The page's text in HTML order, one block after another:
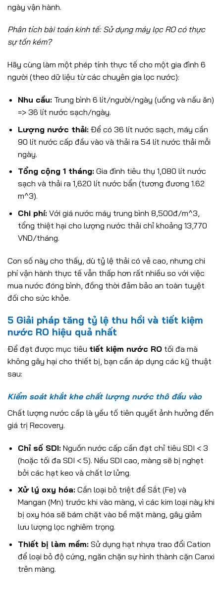
ngày vận hành.
Phân tích bài toán kinh tế: Sử dụng máy lọc RO có thực
sự tốn kém?
Hãy cùng làm một phép tính thực tế cho một gia đình 6
người (theo dữ liệu từ các chuyên gia lọc nước):
Nhu cầu:Trung bình 6 lít/người/ngày (uống và nấu ăn)
=> 36 lít nước sạch/ngày.
Lượng nước thải:Để có 36 lít nước sạch, máy cần
90 lít nước cấp đầu vào và thải ra 54 lít nước thải mỗi
ngày.
Tổng cộng 1 tháng:Gia đình tiêu thụ 1,080 lít nước
sạch và thải ra 1,620 lít nước bẩn (tương đương 1.62
m^3).
Chi phí:Với giá nước máy trung bình 8,500đ/m^3,
tổng thiệt hại cho lượng nước thải chỉ khoảng 13,770
VND/tháng.
Con số này cho thấy, dù tỷ lệ thải có vẻ cao, nhưng chi
phí vận hành thực tế vẫn thấp hơn rất nhiều so với việc
mua nước đóng bình, đồng thời đảm bảo an toàn tuyệt
đối cho sức khỏe.
5 Giải pháp tăng tỷ lệ thu hồi và tiết kiệm
nước RO hiệu quả nhất
Để đạt được mục tiêu tiết kiệm nước RO tối đa mà
không gây hại cho thiết bị, bạn cần áp dụng các kỹ thuật
sau:
Kiểm soát khắt khe chất lượng nước thô đầu vào
Chất lượng nước cấp là yếu tố tiên quyết ảnh hưởng đến
giá trị Recovery.
Chỉ số SDI:Nguồn nước cấp cần đạt chỉ tiêu SDI < 3
(hoặc tối đa SDI < 5). Nếu SDI cao, màng sẽ bị nghẹt
bởi các hạt keo và chất lơ lửng.
Xử lý oxy hóa:Cần loại bỏ triệt để Sắt (Fe) và
Mangan (Mn) trước khi vào màng, vì các kim loại này khi
bị oxy hóa sẽ bám chặt vào bề mặt màng, gây giảm
lưu lượng lọc nghiêm trọng.
Thiết bị làm mềm:Sử dụng hạt nhựa trao đổi Cation
để loại bỏ độ cứng, ngăn chặn sự hình thành cặn Canxi
trên màng.